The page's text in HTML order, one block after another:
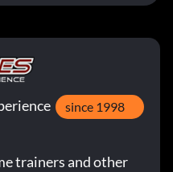
since 1998
trainers and other